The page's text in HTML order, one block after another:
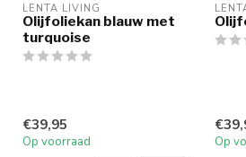
LENTA LIVING
Olijfoliekan blauw met
turquoise
€39,95
Op voorraad Op